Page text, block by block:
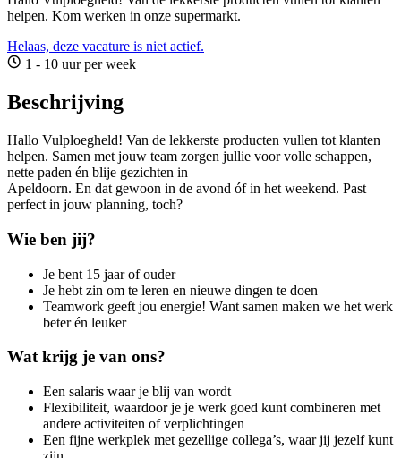
helpen. Kom werken in onze supermarkt.
Helaas, deze vacature is niet actief.
1 - 10 uur per week
Beschrijving
Hallo Vulploegheld! Van de lekkerste producten vullen tot klanten
helpen. Samen met jouw team zorgen jullie voor volle schappen,
nette paden én blije gezichten in
Apeldoorn. En dat gewoon in de avond óf in het weekend. Past
perfect in jouw planning, toch?
Wie ben jij?
Je bent 15 jaar of ouder
Je hebt zin om te leren en nieuwe dingen te doen
Teamwork geeft jou energie! Want samen maken we het werk
beter én leuker
Wat krijg je van ons?
Een salaris waar je blij van wordt
Flexibiliteit, waardoor je je werk goed kunt combineren met
andere activiteiten of verplichtingen
Een fijne werkplek met gezellige collega’s, waar jij jezelf kunt